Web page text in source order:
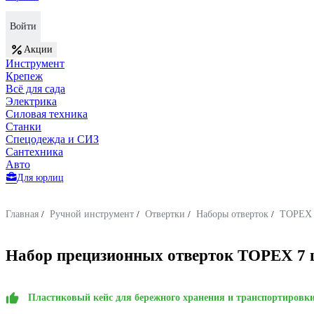
Войти
Акции
Инструмент
Крепеж
Всё для сада
Электрика
Силовая техника
Станки
Спецодежда и СИЗ
Сантехника
Авто
Для юрлиц
Главная / Ручной инструмент / Отвертки / Наборы отверток / TOPEX
Набор прецизионных отверток TOPEX 7
Пластиковый кейс для бережного хранения и